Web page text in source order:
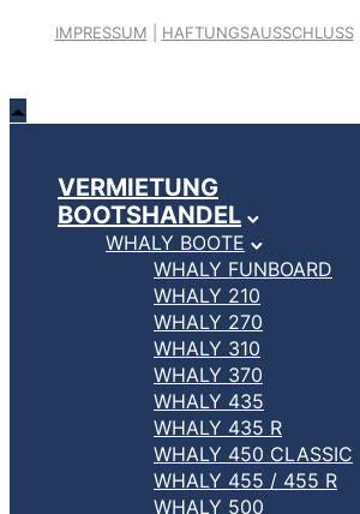
IMPRESSUM HAFTUNGSAUSSCHLUSS|
VERMIETUNG
BOOTSHANDEL
WHALY BOOTE
WHALY FUNBOARD
WHALY 210
WHALY 270
WHALY 310
WHALY 370
WHALY 435
WHALY 435 R
WHALY 450 CLASSIC
WHALY 455 / 455 R
WHALY 500